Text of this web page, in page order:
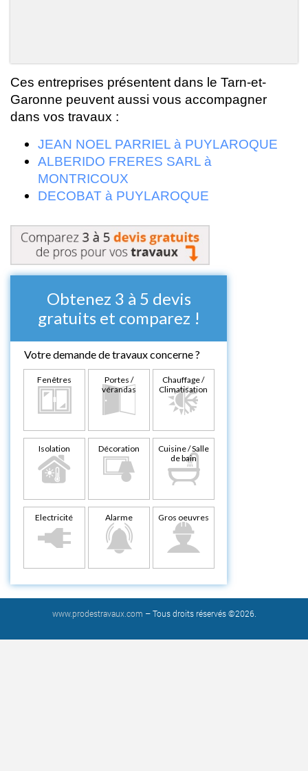
Ces entreprises présentent dans le Tarn-et-
Garonne peuvent aussi vous accompagner
dans vos travaux :
JEAN NOEL PARRIEL à PUYLAROQUE
ALBERIDO FRERES SARL à
MONTRICOUX
DECOBAT à PUYLAROQUE
Obtenez 3 à 5 devis
gratuits et comparez !
Votre demande de travaux concerne ?
Fenêtres
Portes /
vérandas
Chauffage /
Climatisation
Isolation Décoration
Cuisine / Salle
de bain
Electricité Alarme Gros oeuvres
www.prodestravaux.com – Tous droits réservés ©2026.